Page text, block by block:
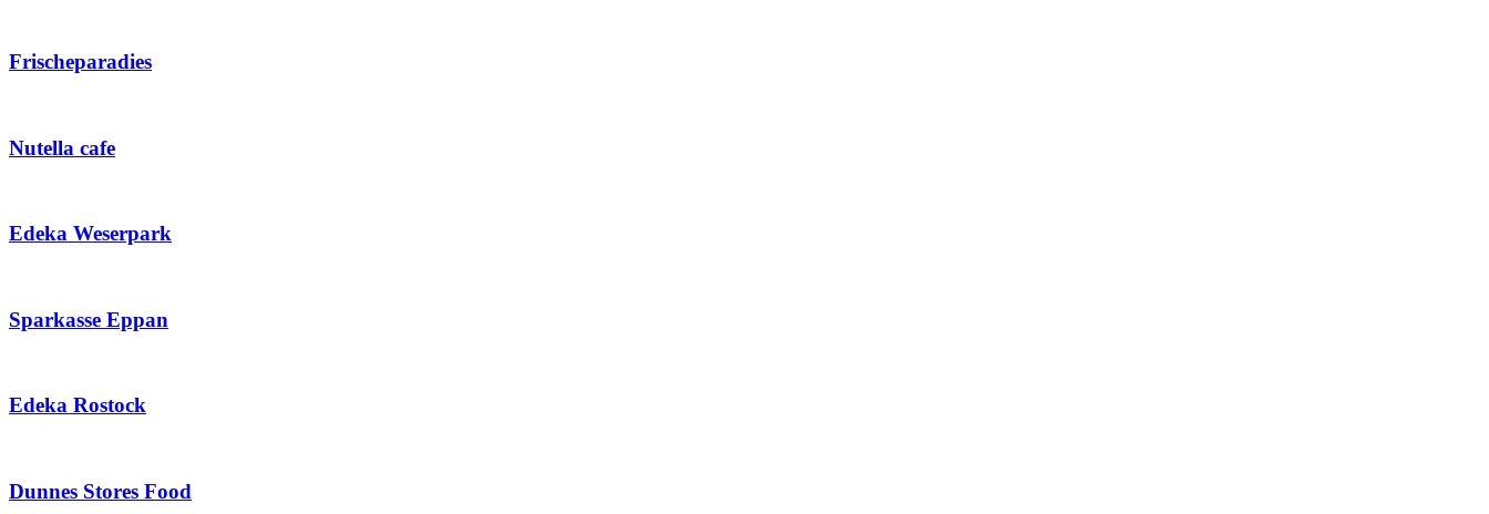
Frischeparadies
Nutella cafe
Edeka Weserpark
Sparkasse Eppan
Edeka Rostock
Dunnes Stores Food